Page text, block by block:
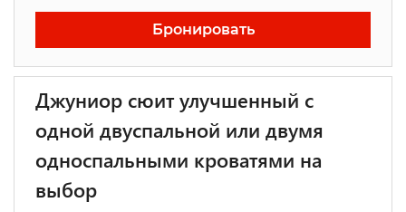
Бронировать
Джуниор сюит улучшенный с
одной двуспальной или двумя
односпальными кроватями на
выбор